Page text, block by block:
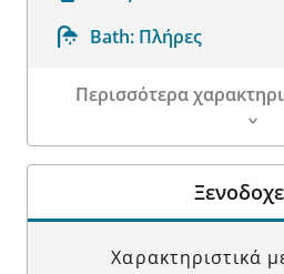
Bath: Πλήρες
Περισσότερα
Λεπτομέρειες δωματίου
Χαρακτηριστικά